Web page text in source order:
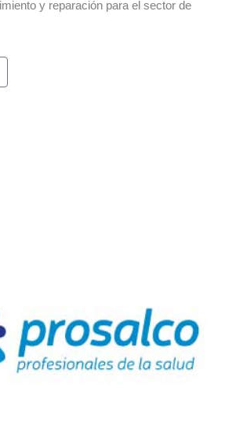
y reparación para el sector de